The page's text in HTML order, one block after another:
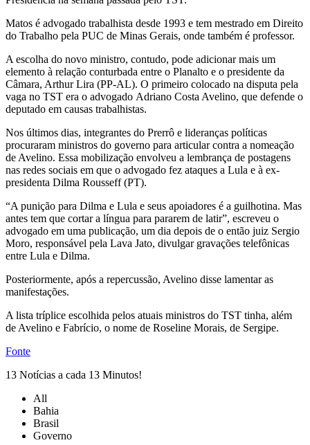
Matos é advogado trabalhista desde 1993 e tem mestrado em Direito
do Trabalho pela PUC de Minas Gerais, onde também é professor.
A escolha do novo ministro, contudo, pode adicionar mais um
elemento à relação conturbada entre o Planalto e o presidente da
Câmara, Arthur Lira (PP-AL). O primeiro colocado na disputa pela
vaga no TST era o advogado Adriano Costa Avelino, que defende o
deputado em causas trabalhistas.
Nos últimos dias, integrantes do Prerrô e lideranças políticas
procuraram ministros do governo para articular contra a nomeação
de Avelino. Essa mobilização envolveu a lembrança de postagens
nas redes sociais em que o advogado fez ataques a Lula e à ex-
presidenta Dilma Rousseff (PT).
“A punição para Dilma e Lula e seus apoiadores é a guilhotina. Mas
antes tem que cortar a língua para pararem de latir”, escreveu o
advogado em uma publicação, um dia depois de o então juiz Sergio
Moro, responsável pela Lava Jato, divulgar gravações telefônicas
entre Lula e Dilma.
Posteriormente, após a repercussão, Avelino disse lamentar as
manifestações.
A lista tríplice escolhida pelos atuais ministros do TST tinha, além
de Avelino e Fabrício, o nome de Roseline Morais, de Sergipe.
Fonte
13 Notícias a cada 13 Minutos!
All
Bahia
Brasil
Governo